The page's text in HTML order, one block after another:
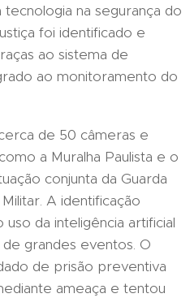
na segurança do
foi identificado e
ao sistema de
ao monitoramento do
de 50 câmeras e
a Muralha Paulista e o
conjunta da Guarda
A identificação
da inteligência artificial
grandes eventos. O
de prisão preventiva
ameaça e tentou